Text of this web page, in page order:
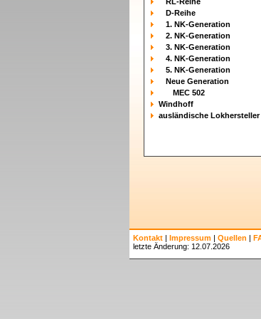
D-Reihe
1. NK-Generation
2. NK-Generation
3. NK-Generation
4. NK-Generation
5. NK-Generation
Neue Generation
MEC 502
Windhoff
ausländische Lokhersteller
Kontakt | Impressum | Quellen |
letzte Änderung: 12.07.2026